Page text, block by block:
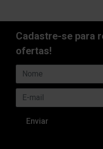
Cadastre-se para
ofertas!